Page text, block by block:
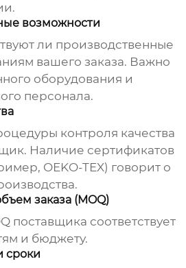
возможности
ли производственные
вашего заказа. Важно
оборудования и
персонала.
контроля качества
Наличие сертификатов
OEKO-TEX) говорит о
заказа (MOQ)
поставщика соответствует
и бюджету.
сроки